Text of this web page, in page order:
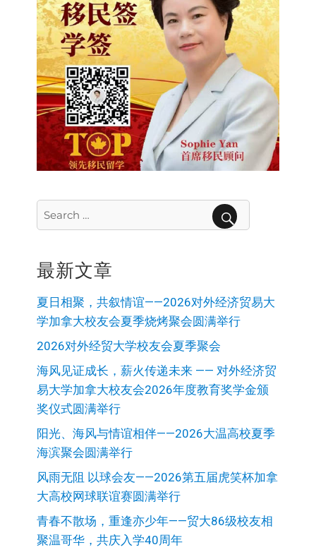
Search
for:
最新文章
夏日相聚，共叙情谊——2026对外经济贸易大
学加拿大校友会夏季烧烤聚会圆满举行
2026对外经贸大学校友会夏季聚会
海风见证成长，薪火传递未来 —— 对外经济贸
易大学加拿大校友会2026年度教育奖学金颁
奖仪式圆满举行
阳光、海风与情谊相伴——2026大温高校夏季
海滨聚会圆满举行
风雨无阻 以球会友——2026第五届虎笑杯加拿
大高校网球联谊赛圆满举行
青春不散场，重逢亦少年——贸大86级校友相
聚温哥华，共庆入学40周年